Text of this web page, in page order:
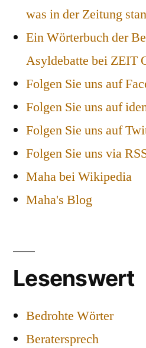
was in der Zeitung
Ein Wörterbuch der
Asyldebatte bei ZEIT
Folgen Sie uns auf
Folgen Sie uns auf
Folgen Sie uns auf
Folgen Sie uns via
Maha bei Wikipedia
Maha's Blog
Lesenswert
Bedrohte Wörter
Beratersprech